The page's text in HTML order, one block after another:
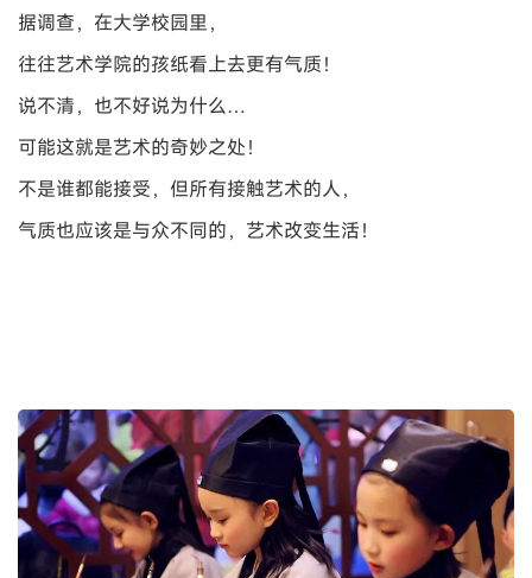
据调查，在大学校园里，
往往艺术学院的孩纸看上去更有气质！
说不清，也不好说为什么…
可能这就是艺术的奇妙之处！
不是谁都能接受，但所有接触艺术的人，
气质也应该是与众不同的，艺术改变生活！